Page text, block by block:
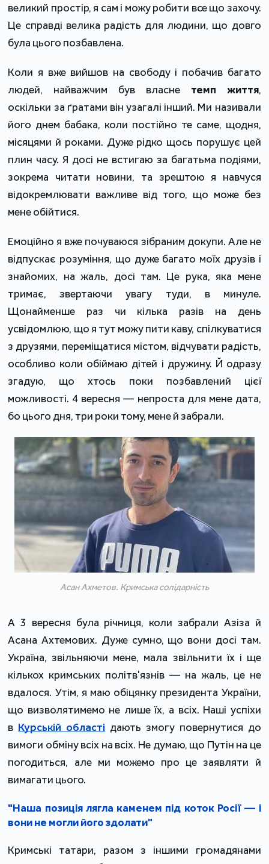
великий простір, я сам і можу робити все що захочу.
Це справді велика радість для людини, що довго
була цього позбавлена.
Коли я вже вийшов на свободу і побачив багато
людей, найважчим був власне темп життя,
оскільки за ґратами він узагалі інший. Ми називали
його днем бабака, коли постійно те саме, щодня,
місяцями й роками. Дуже рідко щось порушує цей
плин часу. Я досі не встигаю за багатьма подіями,
зокрема читати новини, та зрештою я навчуся
відокремлювати важливе від того, що може без
мене обійтися.
Емоційно я вже почуваюся зібраним докупи. Але не
відпускає розуміння, що дуже багато моїх друзів і
знайомих, на жаль, досі там. Це рука, яка мене
тримає, звертаючи увагу туди, в минуле.
Щонайменше раз чи кілька разів на день
усвідомлюю, що я тут можу пити каву, спілкуватися
з друзями, переміщатися містом, відчувати радість,
особливо коли обіймаю дітей і дружину. Й одразу
згадую, що хтось поки позбавлений цієї
можливості. 4 вересня — непроста для мене дата,
бо цього дня, три роки тому, мене й забрали.
Асан Ахметов. Кримська солідарність
А 3 вересня була річниця, коли забрали Азіза й
Асана Ахтемових. Дуже сумно, що вони досі там.
Україна, звільняючи мене, мала звільнити їх і ще
кількох кримських політв'язнів — на жаль, це не
вдалося. Утім, я маю обіцянку президента України,
що визволятимемо не лише їх, а всіх. Наші успіхи
в Курській області дають змогу повернутися до
вимоги обміну всіх на всіх. Не думаю, що Путін на це
погодиться, але ми можемо про це заявляти й
вимагати цього.
"Наша позиція лягла каменем під коток Росії — і
вони не могли його здолати"
Кримські татари, разом з іншими громадянами